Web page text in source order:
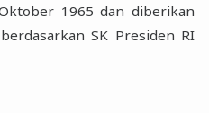
1965 dan diberikan
SK Presiden RI